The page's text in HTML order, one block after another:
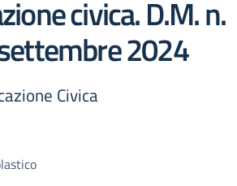
civica. D.M. n.
2024
Civica